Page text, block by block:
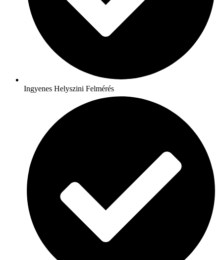
Ingyenes Helyszini Felmérés